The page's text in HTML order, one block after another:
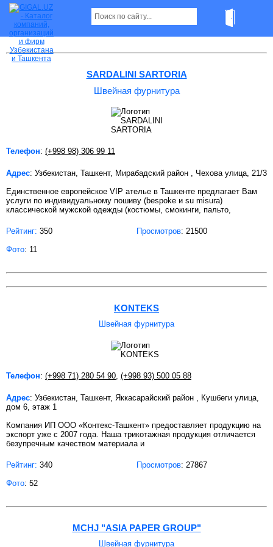
Швейная фурнитура в Ташкенте
SARDALINI SARTORIA
Швейная фурнитура
Телефон: (+998 98) 306 99 11
Адрес: Узбекистан, Ташкент, Мирабадский район , Чехова улица, 21/3
Единственное европейское VIP ателье в Ташкенте предлагает Вам
услуги по индивидуальному пошиву (bespoke и su misura)
классической мужской одежды (костюмы, смокинги, пальто,
Рейтинг: 350 Просмотров: 21500
Фото: 11
KONTEKS
Швейная фурнитура
Телефон: (+998 71) 280 54 90, (+998 93) 500 05 88
Адрес: Узбекистан, Ташкент, Яккасарайский район , Кушбеги улица,
дом 6, этаж 1
Компания ИП ООО «Контекс-Ташкент» предоставляет продукцию на
экспорт уже с 2007 года. Наша трикотажная продукция отличается
безупречным качеством материала и
Рейтинг: 340 Просмотров: 27867
Фото: 52
MCHJ "ASIA PAPER GROUP"
Швейная фурнитура